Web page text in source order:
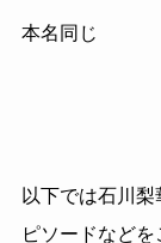
本名同じ
以下では石川
ピソードなど